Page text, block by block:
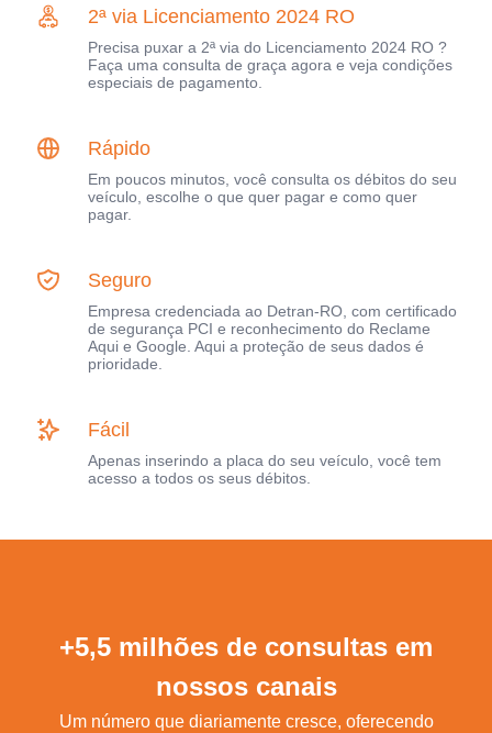
2ª via Licenciamento 2024 RO
Precisa puxar a 2ª via do Licenciamento 2024 RO ?
Faça uma consulta de graça agora e veja condições
especiais de pagamento.
Rápido
Em poucos minutos, você consulta os débitos do seu
veículo, escolhe o que quer pagar e como quer
pagar.
Seguro
Empresa credenciada ao Detran-RO, com certificado
de segurança PCI e reconhecimento do Reclame
Aqui e Google. Aqui a proteção de seus dados é
prioridade.
Fácil
Apenas inserindo a placa do seu veículo, você tem
acesso a todos os seus débitos.
+5,5 milhões de consultas em
nossos canais
Um número que diariamente cresce, oferecendo